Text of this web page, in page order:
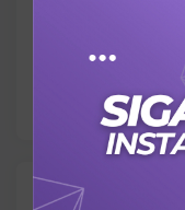
Valores